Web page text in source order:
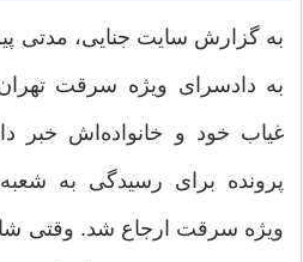
به گزارش سایت جنایی، مدتی
به دادسرای ویژه سرقت
غیاب خود و خانواده‌اش خبر
ویژه سرقت ارجاع شد. وقتی